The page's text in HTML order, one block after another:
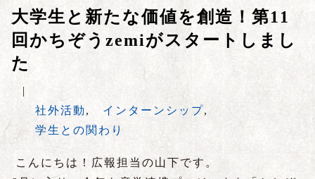
大学生と新たな価値を創造！第11
回かちぞうzemiがスタートしまし
た
|
社外活動 , インターンシップ,
学生との関わり
こんにちは！広報担当の山下です。